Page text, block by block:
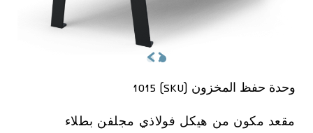
وحدة حفظ المخزون (SKU) 1015
مقعد مكون من هيكل فولاذي مجلفن بطلاء